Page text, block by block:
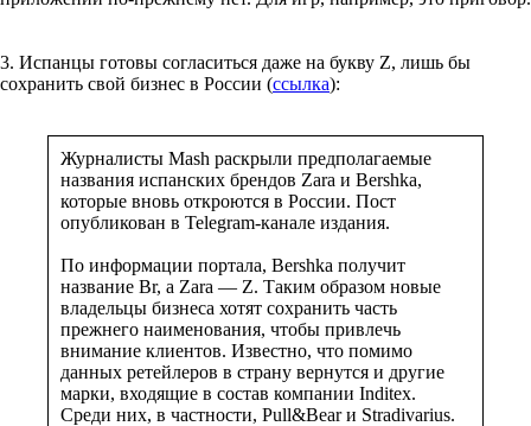
3. Испанцы готовы согласиться даже на букву Z, лишь бы
сохранить свой бизнес в России (ссылка):
Журналисты Mash раскрыли предполагаемые
названия испанских брендов Zara и Bershka,
которые вновь откроются в России. Пост
опубликован в Telegram-канале издания.
По информации портала, Bershka получит
название Br, а Zara — Z. Таким образом новые
владельцы бизнеса хотят сохранить часть
прежнего наименования, чтобы привлечь
внимание клиентов. Известно, что помимо
данных ретейлеров в страну вернутся и другие
марки, входящие в состав компании Inditex.
Среди них, в частности, Pull&Bear и Stradivarius.